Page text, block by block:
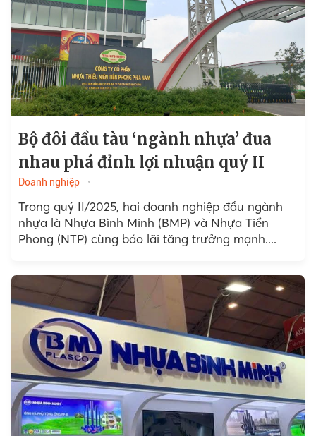
Bộ đôi đầu tàu ‘ngành nhựa’ đua
nhau phá đỉnh lợi nhuận quý II
Doanh nghiệp
Trong quý II/2025, hai doanh nghiệp đầu ngành
nhựa là Nhựa Bình Minh (BMP) và Nhựa Tiền
Phong (NTP) cùng báo lãi tăng trưởng mạnh....